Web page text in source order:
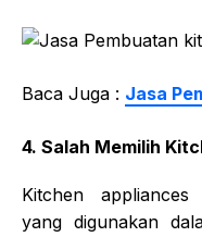
Baca Juga : Jasa
4. Salah Memilih
Kitchen appliances
yang digunakan